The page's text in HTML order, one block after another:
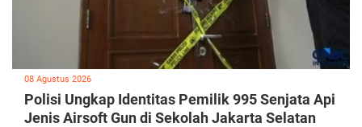
08 Agustus 2026
Polisi Ungkap Identitas Pemilik 995 Senjata Api
Jenis Airsoft Gun di Sekolah Jakarta Selatan